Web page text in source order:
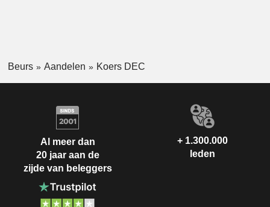
Beurs Aandelen Koers DEC
Al meer dan
20 jaar aan de
zijde van beleggers
+ 1.300.000
leden